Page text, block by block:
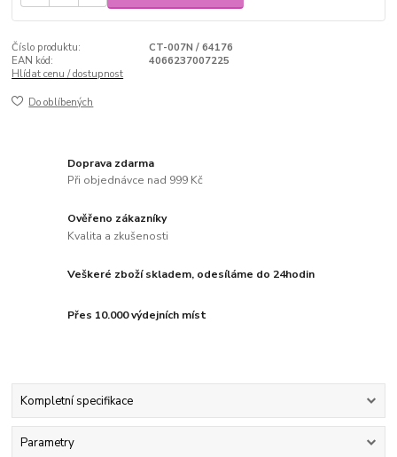
Číslo produktu:
CT-007N / 64176
EAN kód:
4066237007225
Hlídat cenu / dostupnost
Do oblíbených
Doprava zdarma
Při objednávce nad 999 Kč
Ověřeno zákazníky
Kvalita a zkušenosti
Veškeré zboží skladem, odesíláme do 24hodin
Přes 10.000 výdejních míst
Kompletní specifikace
Parametry